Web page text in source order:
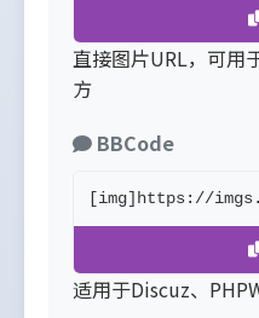
直接图片URL，可用
方
BBCode
[img]https://
适用于Discuz、